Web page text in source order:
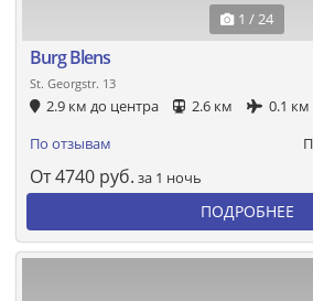
1 / 24
Burg Blens
St. Georgstr. 13
2.9 км до центра 2.6 км
0.1 км
По отзывам
От4740 руб. за 1 ночь
ПОДРОБНЕЕ